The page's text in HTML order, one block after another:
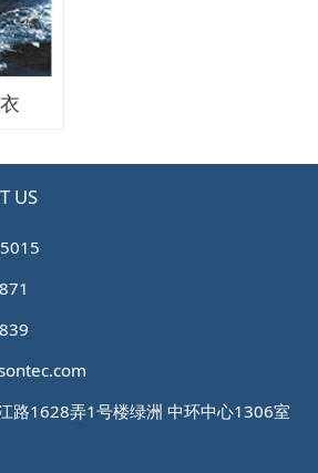
US
路1628弄1号楼绿洲 中环中心1306室